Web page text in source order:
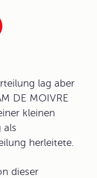
lag aber
DE MOIVRE
kleinen
als
herleitete.
dieser